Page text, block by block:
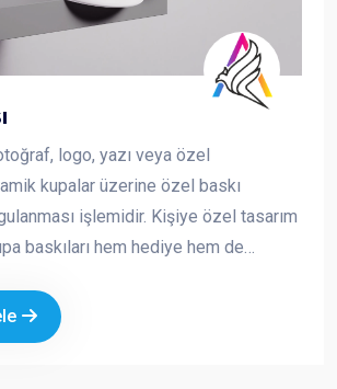
logo, yazı veya özel
kupalar üzerine özel baskı
işlemidir. Kişiye özel tasarım
baskıları hem hediye hem de